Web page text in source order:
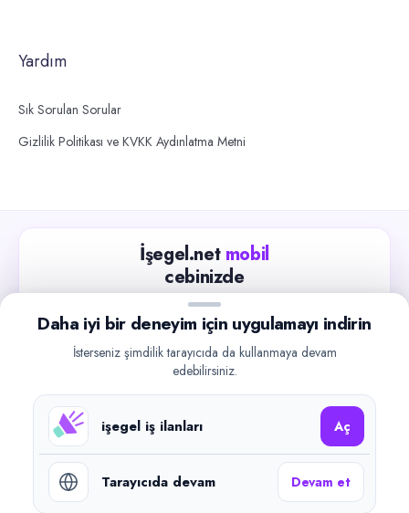
Yardım
Sık Sorulan Sorular
Gizlilik Politikası ve KVKK Aydınlatma Metni
İşegel.net mobil
cebinizde
Güncel iş ilanlarını takip edin, işverenlerle hızlıca
iletişime geçin.
Google Play
©2026işegel.net. Tüm hakları saklıdır.
Daha iyi bir deneyim için uygulamayı indirin
İsterseniz şimdilik tarayıcıda da kullanmaya devam
edebilirsiniz.
işegel iş ilanları Aç
Tarayıcıda devam Devam et